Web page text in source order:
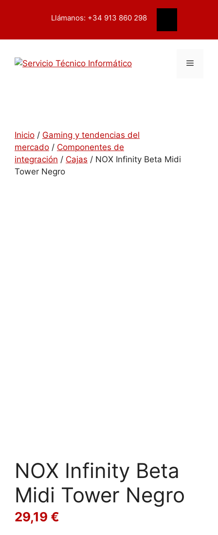
Buscar
Llámanos: +34 913 860 298
Menú
Inicio / Gaming y tendencias del
mercado / Componentes de
integración / Cajas / NOX Infinity Beta Midi
Tower Negro
NOX Infinity Beta
Midi Tower Negro
29,19 €